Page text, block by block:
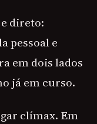
direto:
pessoal e
em dois lados
já em curso.
clímax. Em